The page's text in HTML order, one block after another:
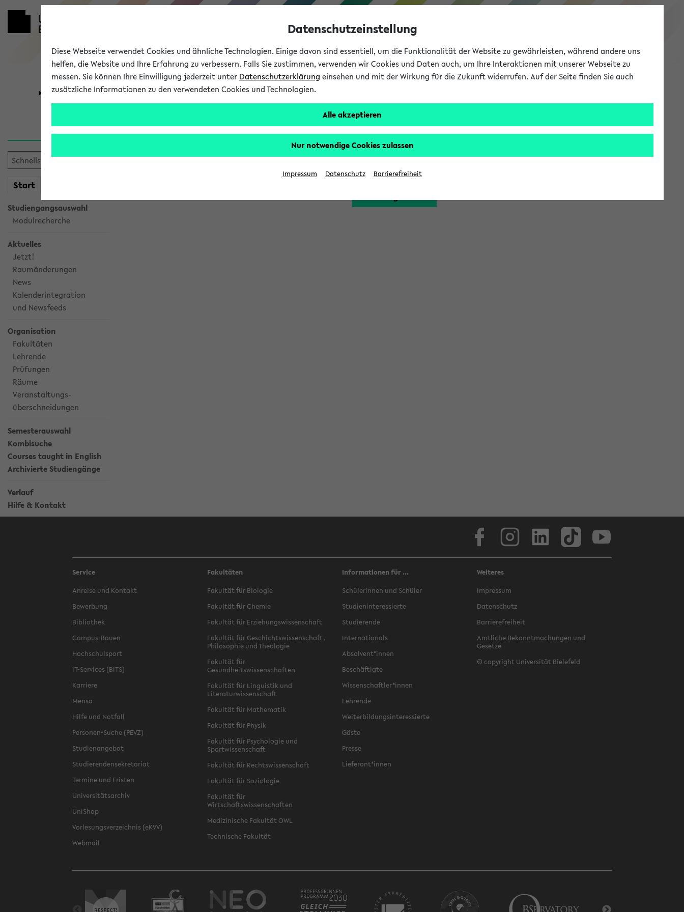
eKVV
Universität Forschung Studium
Start
Studiengangsauswahl
Modulrecherche
Aktuelles
Jetzt!
Raumänderungen
News
Kalenderintegration
und Newsfeeds
Organisation
Fakultäten
Lehrende
Prüfungen
Räume
Veranstaltungs-
überschneidungen
Semesterauswahl
Kombisuche
Courses taught in English
Archivierte Studiengänge
Verlauf
Hilfe & Kontakt
Sie möchten auf eine eKVV Funktion zugreifen, die Ihnen erst nach einer Anmeldung am System zur Verfügung steht.
Bitte melden Sie sich an:
Service
Anreise und Kontakt
Bewerbung
Bibliothek
Campus-Bauen
Hochschulsport
IT-Services (BITS)
Karriere
Mensa
Hilfe und Notfall
Personen-Suche (PEVZ)
Studienangebot
Studierendensekretariat
Termine und Fristen
Universitätsarchiv
UniShop
Vorlesungsverzeichnis (eKVV)
Webmail
Fakultäten
Fakultät für Biologie
Fakultät für Chemie
Fakultät für Erziehungswissenschaft
Fakultät für Geschichtswissenschaft,
Philosophie und Theologie
Fakultät für
Gesundheitswissenschaften
Fakultät für Linguistik und
Literaturwissenschaft
Fakultät für Mathematik
Fakultät für Physik
Fakultät für Psychologie und
Sportwissenschaft
Fakultät für Rechtswissenschaft
Fakultät für Soziologie
Fakultät für
Wirtschaftswissenschaften
Medizinische Fakultät OWL
Technische Fakultät
Informationen für ...
Schülerinnen und Schüler
Studieninteressierte
Studierende
Internationals
Absolvent*innen
Beschäftigte
Wissenschaftler*innen
Lehrende
Weiterbildungsinteressierte
Gäste
Presse
Lieferant*innen
Weiteres
Impressum
Datenschutz
Barrierefreiheit
Amtliche Bekanntmachungen und
Gesetze
© copyright Universität Bielefeld
Datenschutzeinstellung
Diese Webseite verwendet Cookies und ähnliche Technologien. Einige davon sind essentiell, um die Funktionalität der Website zu gewährleisten, während andere uns
helfen, die Website und Ihre Erfahrung zu verbessern. Falls Sie zustimmen, verwenden wir Cookies und Daten auch, um Ihre Interaktionen mit unserer Webseite zu
messen. Sie können Ihre Einwilligung jederzeit unter Datenschutzerklärung einsehen und mit der Wirkung für die Zukunft widerrufen. Auf der Seite finden Sie auch
zusätzliche Informationen zu den verwendeten Cookies und Technologien.
Alle akzeptieren
Nur notwendige Cookies zulassen
Impressum Datenschutz Barrierefreiheit